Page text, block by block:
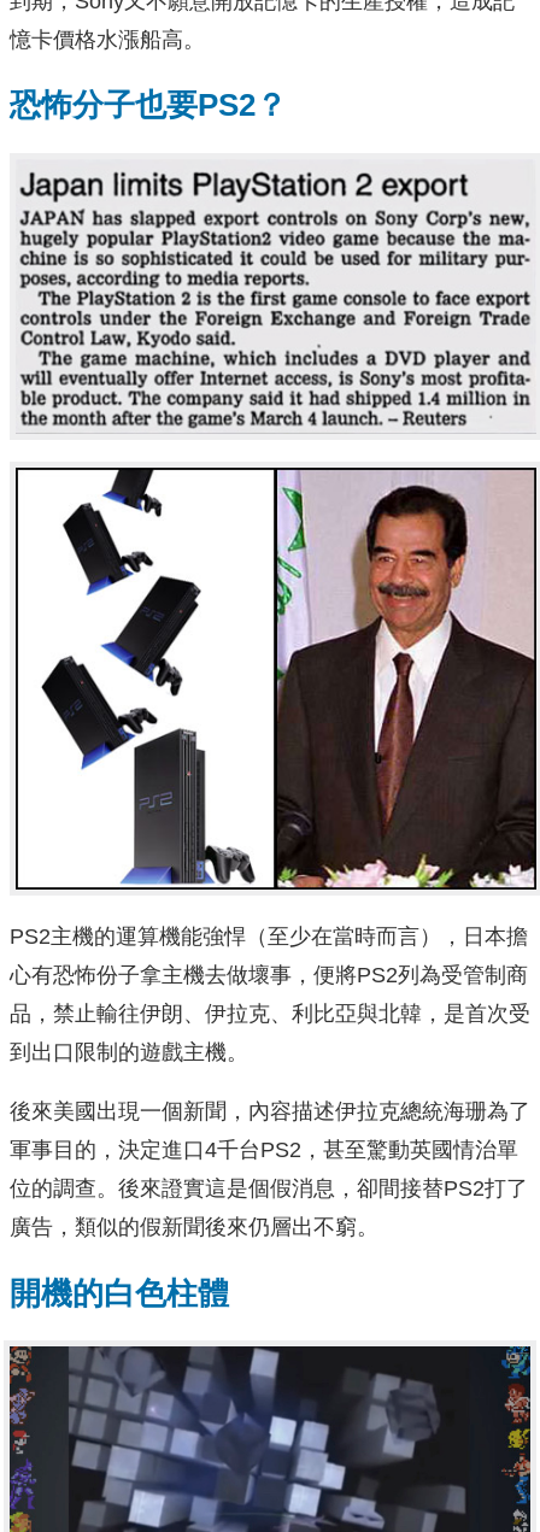
憶卡價格水漲船高。
恐怖分子也要PS2？
PS2主機的運算機能強悍（至少在當時而言），日本擔
心有恐怖份子拿主機去做壞事，便將PS2列為受管制商
品，禁止輸往伊朗、伊拉克、利比亞與北韓，是首次受
到出口限制的遊戲主機。
後來美國出現一個新聞，內容描述伊拉克總統海珊為了
軍事目的，決定進口4千台PS2，甚至驚動英國情治單
位的調查。後來證實這是個假消息，卻間接替PS2打了
廣告，類似的假新聞後來仍層出不窮。
開機的白色柱體